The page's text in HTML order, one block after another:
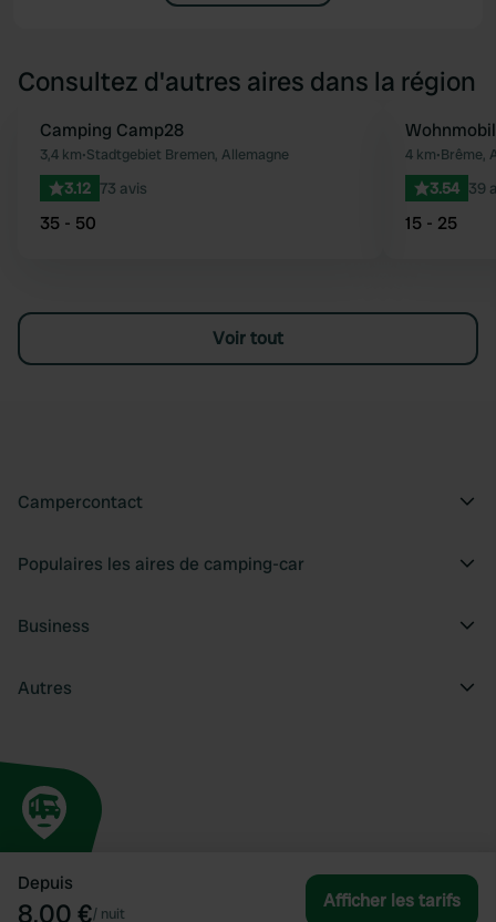
Depuis
8,00 €/ nuit
Afficher les tarifs
Consultez d'autres aires dans la région
Préféré
Camping Camp28
3,4 km•Stadtgebiet Bremen, Allemagne
3.12 73 avis
35 - 50
4 km•Brême,
3.54 39
15 - 25
Voir tout
Campercontact
Populaires les aires de camping-car
Business
Autres